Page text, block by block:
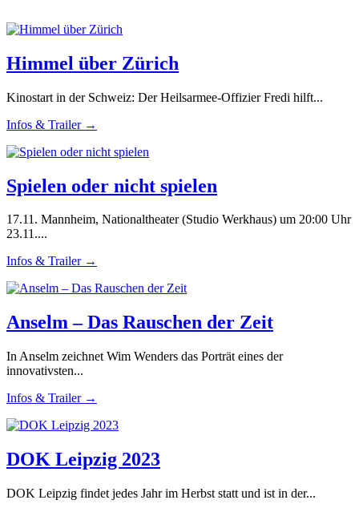
Himmel über Zürich
Kinostart in der Schweiz: Der Heilsarmee-Offizier Fredi hilft...
Infos & Trailer →
Spielen oder nicht spielen
17.11. Mannheim, Nationaltheater (Studio Werkhaus) um 20:00 Uhr
23.11....
Infos & Trailer →
Anselm – Das Rauschen der Zeit
In Anselm zeichnet Wim Wenders das Porträt eines der
innovativsten...
Infos & Trailer →
DOK Leipzig 2023
DOK Leipzig findet jedes Jahr im Herbst statt und ist in der...